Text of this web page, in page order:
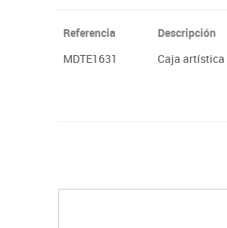
Referencia Descripción
MDTE1631
Caja artística